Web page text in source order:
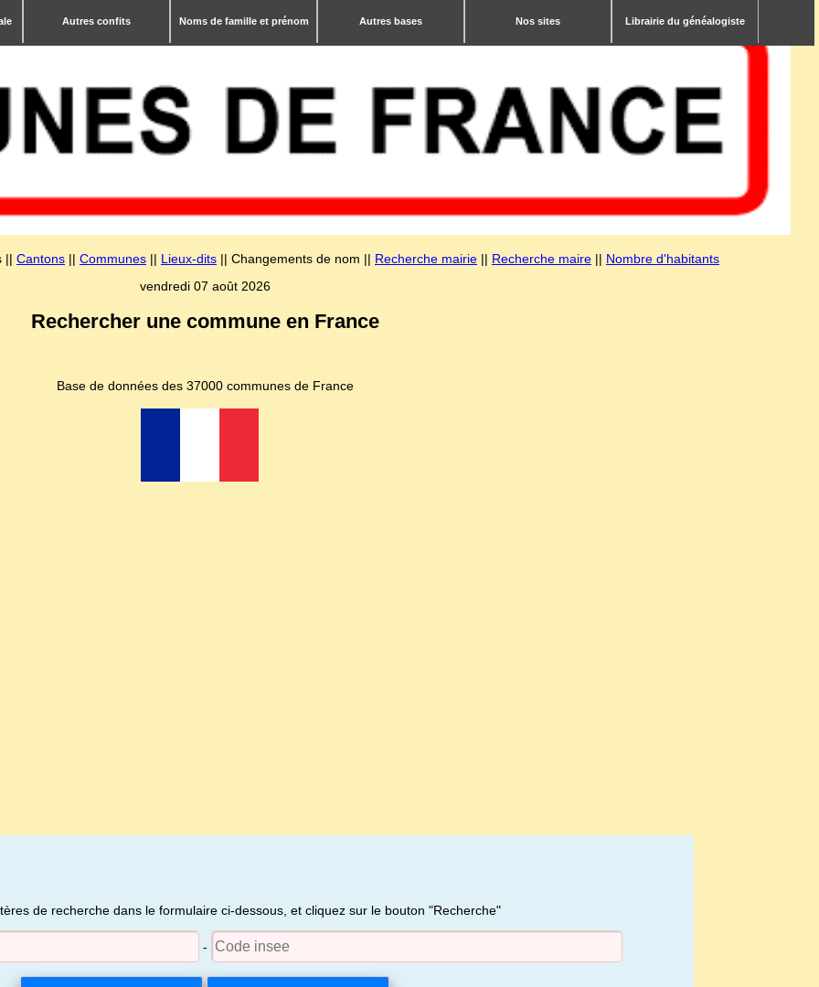
Autres confits Noms de famille et prénom Autres bases Nos sites Librairie du généalogiste
|| Cantons || Communes || Lieux-dits || Changements de nom || Recherche mairie || Recherche maire || Nombre d'habitants
vendredi 07 août 2026
Rechercher une commune en France
Base de données des 37000 communes de France
de recherche dans le formulaire ci-dessous, et cliquez sur le bouton "Recherche"
-